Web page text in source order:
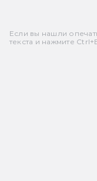
Если вы нашли
текста и нажмите